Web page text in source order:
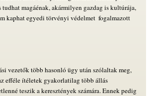
magáénak, akármilyen gazdag is kultúrája,
kaphat egyedi törvényi védelmet  fogalmazott
vezetők több hasonló ügy után szólaltak meg,
efféle ítéletek gyakorlatilag több állás
teszik a keresztények számára. Ennek pedig